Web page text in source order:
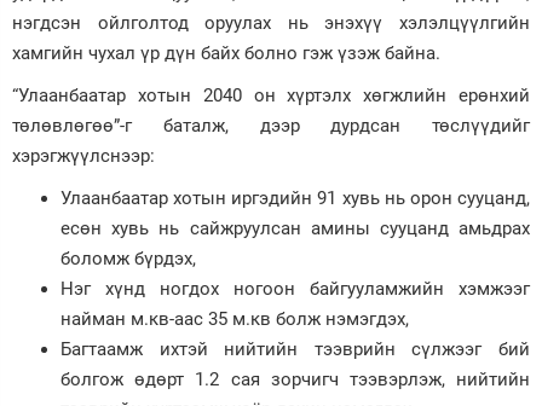
нэгдсэн ойлголтод оруулах нь энэхүү хэлэлцүүлгийн
хамгийн чухал үр дүн байх болно гэж үзэж байна.
“Улаанбаатар хотын 2040 он хүртэлх хөгжлийн ерөнхий
төлөвлөгөө”-г баталж, дээр дурдсан төслүүдийг
хэрэгжүүлснээр:
Улаанбаатар хотын иргэдийн 91 хувь нь орон сууцанд,
есөн хувь нь сайжруулсан амины сууцанд амьдрах
боломж бүрдэх,
Нэг хүнд ногдох ногоон байгууламжийн хэмжээг
найман м.кв-аас 35 м.кв болж нэмэгдэх,
Багтаамж ихтэй нийтийн тээврийн сүлжээг бий
болгож өдөрт 1.2 сая зорчигч тээвэрлэж, нийтийн